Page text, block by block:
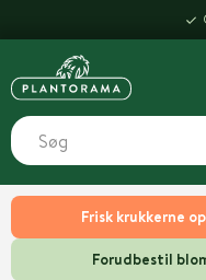
Frisk krukkerne
Forudbestil